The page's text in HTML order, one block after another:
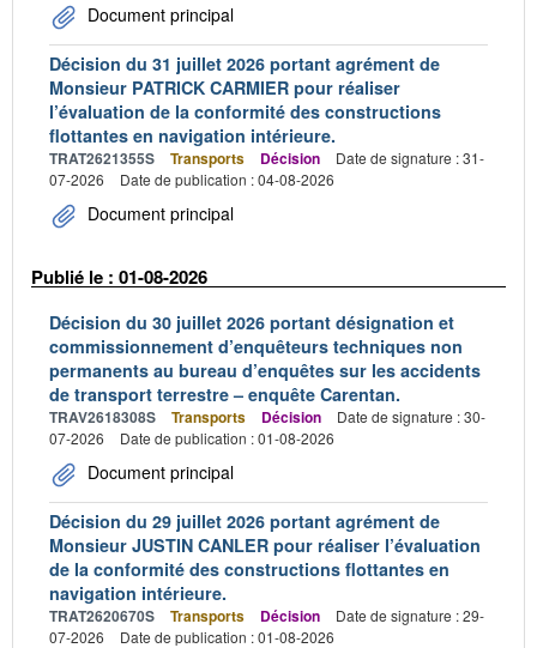
Document principal
Décision du 31 juillet 2026 portant agrément de
Monsieur PATRICK CARMIER pour réaliser
l’évaluation de la conformité des constructions
flottantes en navigation intérieure.
TRAT2621355S Transports Décision
Date de signature : 31-
07-2026
Date de publication : 04-08-2026
Document principal
Publié le : 01-08-2026
Décision du 30 juillet 2026 portant désignation et
commissionnement d’enquêteurs techniques non
permanents au bureau d’enquêtes sur les accidents
de transport terrestre – enquête Carentan.
TRAV2618308S Transports Décision
Date de signature : 30-
07-2026
Date de publication : 01-08-2026
Document principal
Décision du 29 juillet 2026 portant agrément de
Monsieur JUSTIN CANLER pour réaliser l’évaluation
de la conformité des constructions flottantes en
navigation intérieure.
TRAT2620670S Transports Décision
Date de signature : 29-
07-2026
Date de publication : 01-08-2026